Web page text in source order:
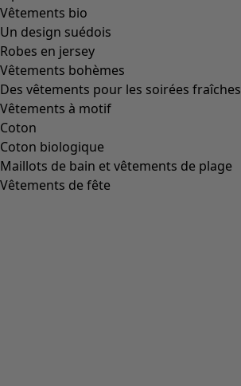
Vêtements bio
Un design suédois
Robes en jersey
Vêtements bohèmes
Des vêtements pour les soirées fraîches
Vêtements à motif
Coton
Coton biologique
Maillots de bain et vêtements de plage
Vêtements de fête